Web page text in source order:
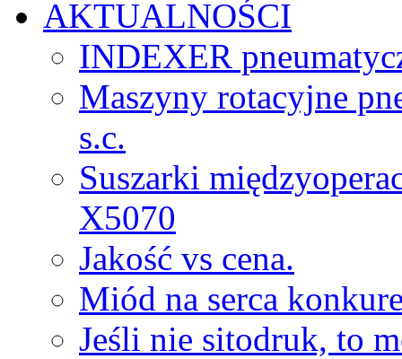
AKTUALNOŚCI
INDEXER
Maszyny rotacyjne
s.c.
Suszarki
X5070
Jakość vs cena.
Miód na serca
Jeśli nie sitodruk, to